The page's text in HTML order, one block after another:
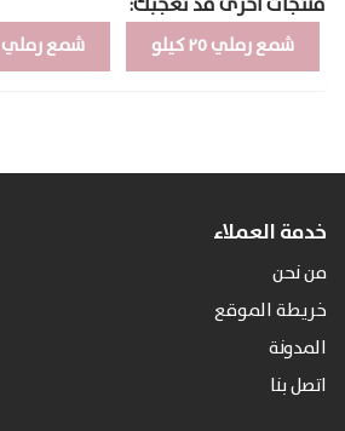
شمع رملي ٢٥ كيلو شمع رملي ١٥٠ غرام
خدمة العملاء
من نحن
خريطة الموقع
المدونة
اتصل بنا